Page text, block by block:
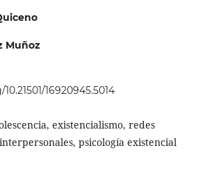
Muñoz
16920945.5014
existencialismo, redes
psicología existencial